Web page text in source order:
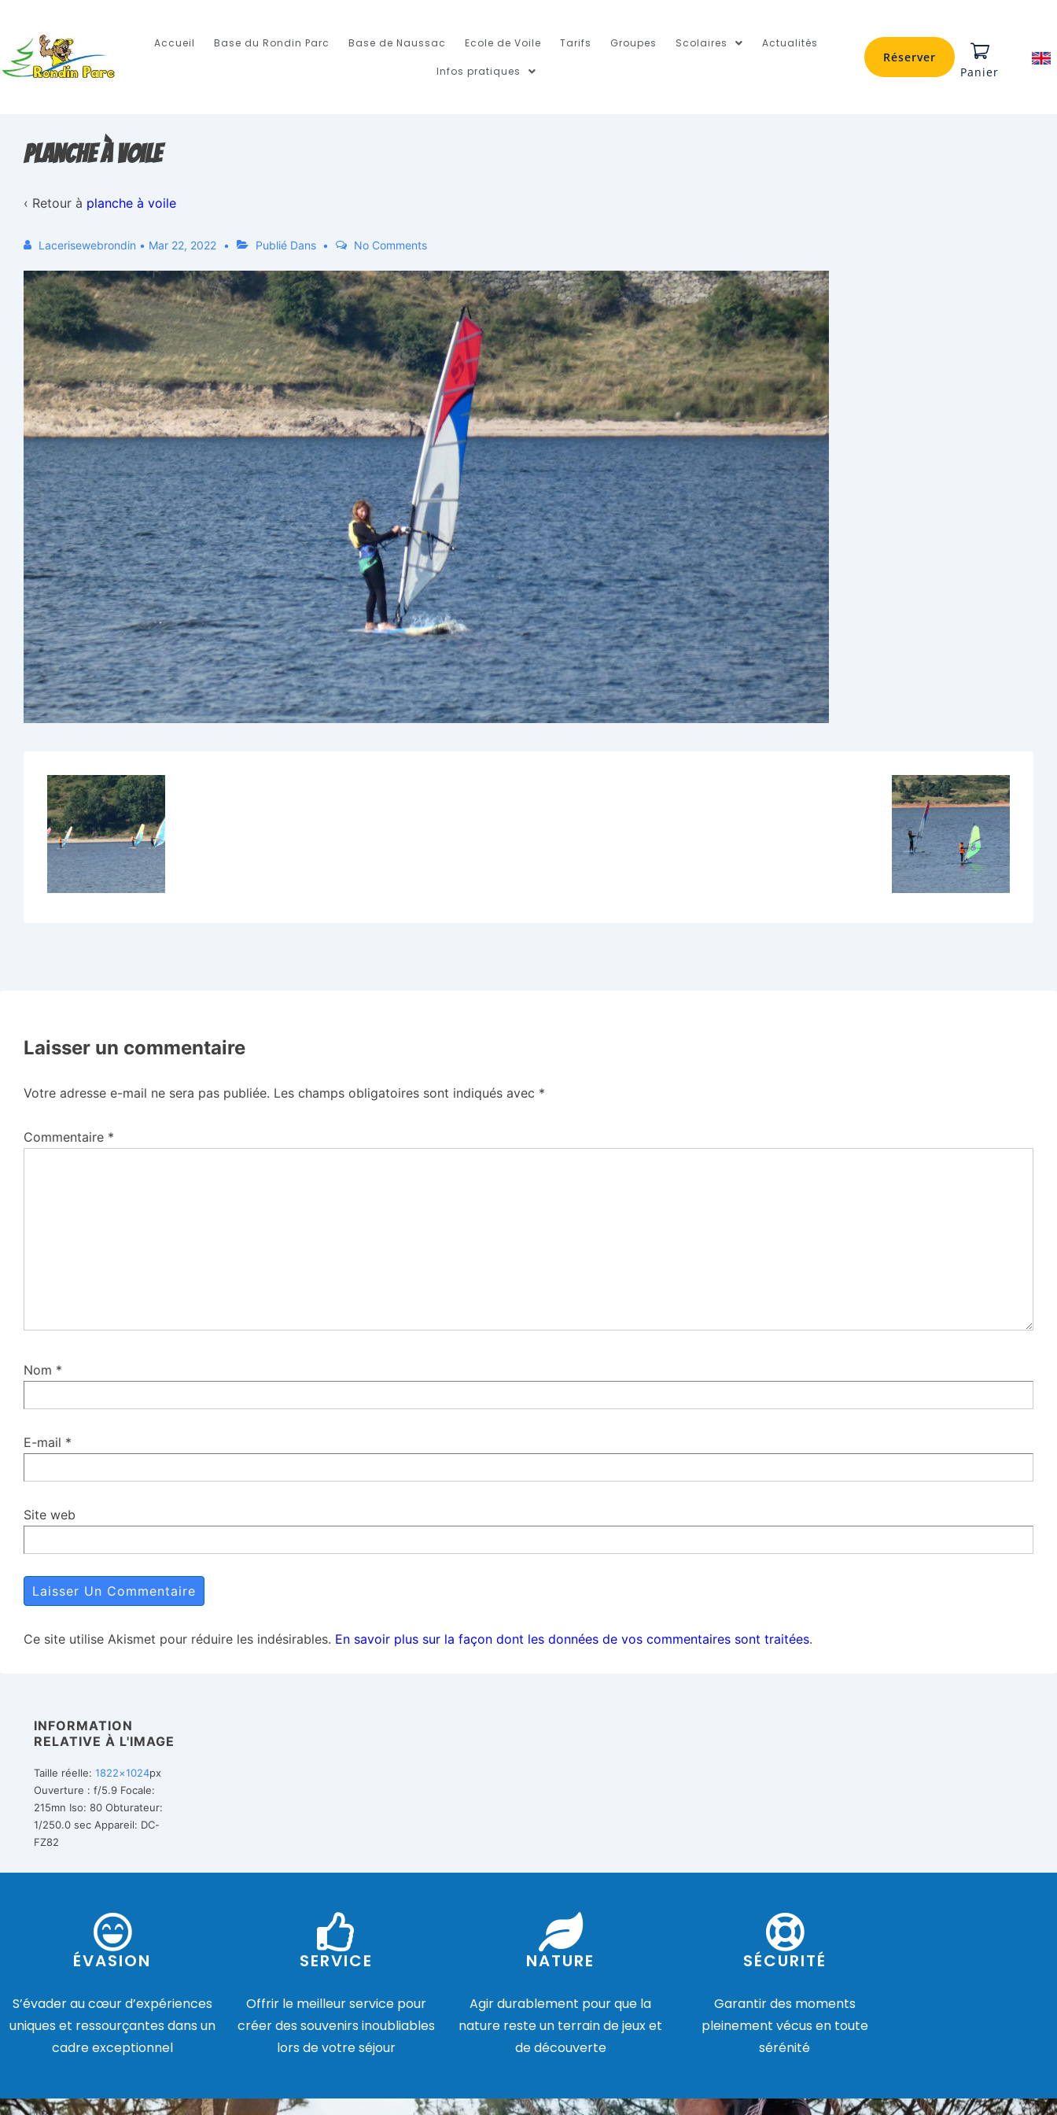
Accueil Base du Rondin Parc Base de Naussac Ecole de Voile Tarifs Groupes Scolaires Actualités
Infos pratiques
Réserver
Panier
planche à voile
‹ Retour à planche à voile
Lacerisewebrondin • Mar 22, 2022 Publié Dans No Comments
Laisser un commentaire
Votre adresse e-mail ne sera pas publiée. Les champs obligatoires sont indiqués avec *
Commentaire *
Nom *
E-mail *
Site web
Ce site utilise Akismet pour réduire les indésirables. En savoir plus sur la façon dont les données de vos commentaires sont traitées.
INFORMATION
RELATIVE À L'IMAGE
Taille réelle: 1822×1024px
Ouverture : f/5.9 Focale:
215mn Iso: 80 Obturateur:
1/250.0 sec Appareil: DC-
FZ82
ÉVASION
S’évader au cœur d’expériences
uniques et ressourçantes dans un
cadre exceptionnel
SERVICE
Offrir le meilleur service pour
créer des souvenirs inoubliables
lors de votre séjour
NATURE
Agir durablement pour que la
nature reste un terrain de jeux et
de découverte
SÉCURITÉ
Garantir des moments
pleinement vécus en toute
sérénité